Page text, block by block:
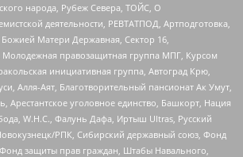
народа, Рубеж Севера, ТОЙС, О
деятельности, РЕВТАТПОД, Артподготовка,
Матери Державная, Сектор 16,
правозащитная группа МПГ, Курсом
инициативная группа, Автоград Крю,
Алля-Аят, Благотворительный пансионат Ак Умут,
Арестантское уголовное единство, Башкорт, Нация
W.H.С., Фалунь Дафа, Иртыш Ultras, Русский
РПК, Сибирский державный союз, Фонд
защиты прав граждан, Штабы Навального,